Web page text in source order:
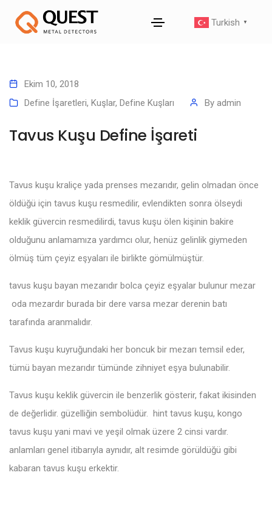
Turkish ▼
Ekim 10, 2018
Define İşaretleri, Kuşlar, Define Kuşları By admin
Tavus Kuşu Define İşareti
Tavus kuşu kraliçe yada prenses mezarıdır, gelin olmadan önce
öldüğü için tavus kuşu resmedilir, evlendikten sonra ölseydi
keklik güvercin resmedilirdi, tavus kuşu ölen kişinin bakire
olduğunu anlamamıza yardımcı olur, henüz gelinlik giymeden
ölmüş tüm çeyiz eşyaları ile birlikte gömülmüştür.
tavus kuşu bayan mezarıdır bolca çeyiz eşyalar bulunur mezar
oda mezardır burada bir dere varsa mezar derenin batı
tarafında aranmalıdır.
Tavus kuşu kuyruğundaki her boncuk bir mezarı temsil eder,
tümü bayan mezarıdır tümünde zihniyet eşya bulunabilir.
Tavus kuşu keklik güvercin ile benzerlik gösterir, fakat ikisinden
de değerlidir. güzelliğin sembolüdür. hint tavus kuşu, kongo
tavus kuşu yani mavi ve yeşil olmak üzere 2 cinsi vardır.
anlamları genel itibarıyla aynıdır, alt resimde görüldüğü gibi
kabaran tavus kuşu erkektir.